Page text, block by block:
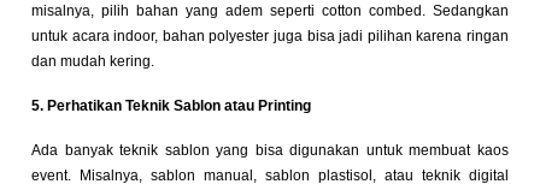
misalnya, pilih bahan yang adem seperti cotton combed. Sedangkan
untuk acara indoor, bahan polyester juga bisa jadi pilihan karena ringan
dan mudah kering.
5. Perhatikan Teknik Sablon atau Printing
Ada banyak teknik sablon yang bisa digunakan untuk membuat kaos
event. Misalnya, sablon manual, sablon plastisol, atau teknik digital